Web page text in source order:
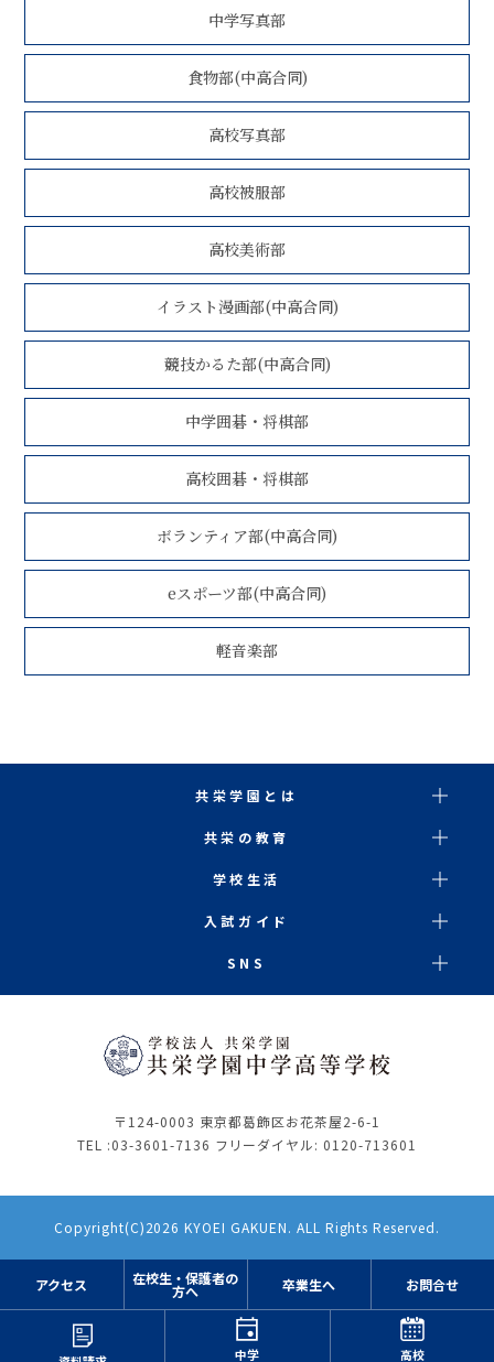
中学写真部
食物部(中高合同)
高校写真部
高校被服部
高校美術部
イラスト漫画部(中高合同)
競技かるた部(中高合同)
中学囲碁・将棋部
高校囲碁・将棋部
ボランティア部(中高合同)
eスポーツ部(中高合同)
軽音楽部
アクセス 在校生・保護者の
方へ 卒業生へ お問合せ
中学 高校
共栄学園とは
共栄の教育
学校生活
入試ガイド
SNS
〒124-0003 東京都葛飾区お花茶屋2-6-1
TEL :03-3601-7136 フリーダイヤル: 0120-713601
Copyright(C)2026 KYOEI GAKUEN. ALL Rights Reserved.